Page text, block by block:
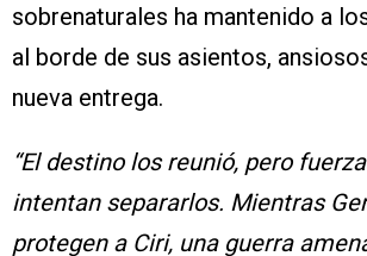
sobrenaturales ha mantenido a
al borde de sus asientos,
nueva entrega.
“El destino los reunió, pero
intentan separarlos. Mientras
protegen a Ciri, una guerra